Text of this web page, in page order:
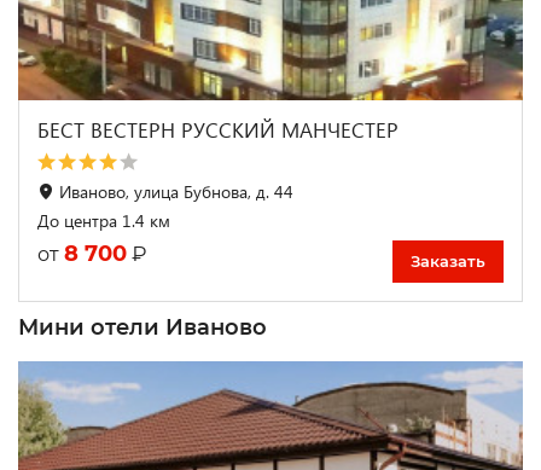
БЕСТ ВЕСТЕРН РУССКИЙ МАНЧЕСТЕР
Иваново, улица Бубнова, д. 44
До центра 1.4 км
от 8 700 ₽ Заказать
Мини отели Иваново